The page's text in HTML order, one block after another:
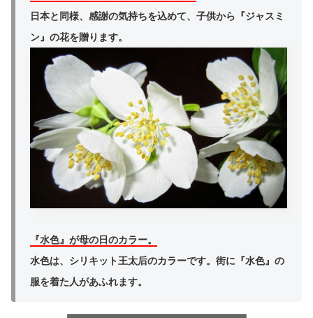
日本と同様、感謝の気持ちを込めて、子供から『ジャスミ
ン』の花を贈ります。
『水色』が母の日のカラー。
水色は、シリキット王太后のカラーです。街に『水色』の
服を着た人があふれます。